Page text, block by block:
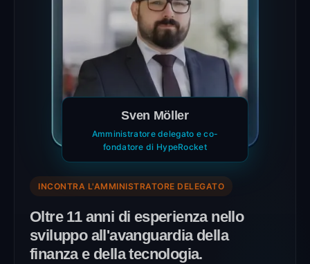
Sven Möller
Amministratore delegato e co-
fondatore di HypeRocket
INCONTRA L'AMMINISTRATORE DELEGATO
Oltre 11 anni di esperienza nello
sviluppo all'avanguardia della
finanza e della tecnologia.